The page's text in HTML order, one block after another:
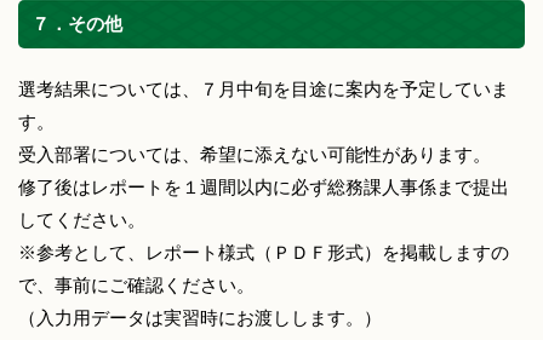
７．その他
選考結果については、７月中旬を目途に案内を予定していま
す。
受入部署については、希望に添えない可能性があります。
修了後はレポートを１週間以内に必ず総務課人事係まで提出
してください。
※参考として、レポート様式（ＰＤＦ形式）を掲載しますの
で、事前にご確認ください。
（入力用データは実習時にお渡しします。）